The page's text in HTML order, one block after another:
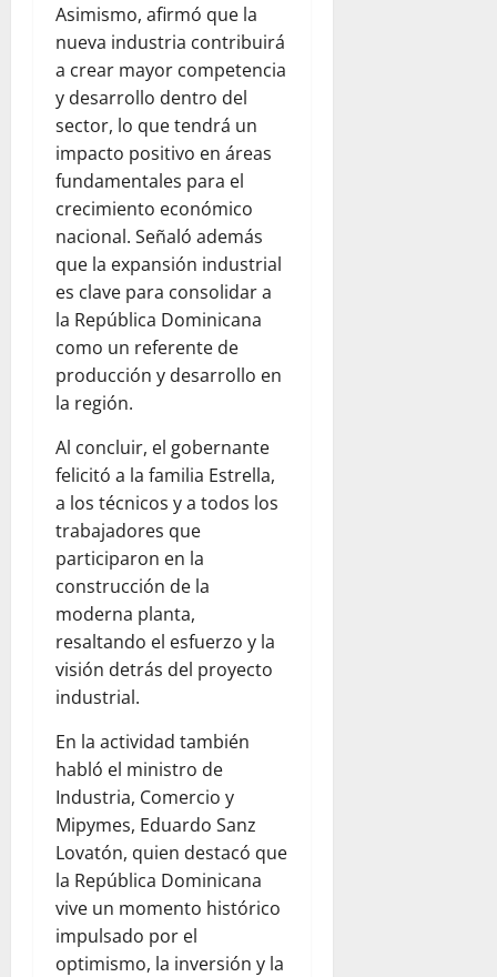
Asimismo, afirmó que la
nueva industria contribuirá
a crear mayor competencia
y desarrollo dentro del
sector, lo que tendrá un
impacto positivo en áreas
fundamentales para el
crecimiento económico
nacional. Señaló además
que la expansión industrial
es clave para consolidar a
la República Dominicana
como un referente de
producción y desarrollo en
la región.
Al concluir, el gobernante
felicitó a la familia Estrella,
a los técnicos y a todos los
trabajadores que
participaron en la
construcción de la
moderna planta,
resaltando el esfuerzo y la
visión detrás del proyecto
industrial.
En la actividad también
habló el ministro de
Industria, Comercio y
Mipymes, Eduardo Sanz
Lovatón, quien destacó que
la República Dominicana
vive un momento histórico
impulsado por el
optimismo, la inversión y la